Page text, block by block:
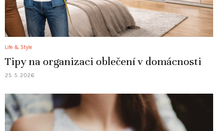
Life & Style
Tipy na organizaci oblečení v domácnosti
25. 5. 2026